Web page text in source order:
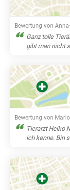
Bewertung von Anna·
Ganz tolle
gibt man nicht
Bewertung von Mario
Tierarzt Heiko
ich kenne. Bin